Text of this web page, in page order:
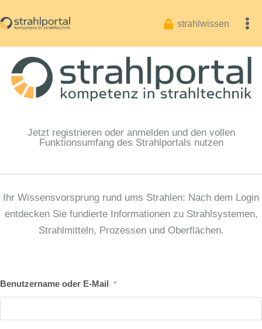
Inhalt
strahlwissen
Jetzt registrieren oder anmelden und den vollen
Funktionsumfang des Strahlportals nutzen
Ihr Wissensvorsprung rund ums Strahlen: Nach dem Login
entdecken Sie fundierte Informationen zu Strahlsystemen,
Strahlmitteln, Prozessen und Oberflächen.
Benutzername oder E-Mail *